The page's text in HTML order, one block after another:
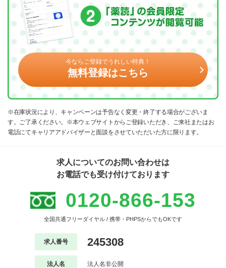
今ならご登録でうれしい特典！
無料登録はこちら
※在庫状況により、キャンペーンは予告なく変更・終了する場合がございま
す。ご了承ください。※本ウェブサイトからご登録いただき、ご来社またはお
電話にてキャリアアドバイザーと面談をさせていただいた方に限ります。
求人についてのお問い合わせは
お電話でも受け付けております
0120-866-153
全国共通フリーダイヤル / 携帯・PHPSからでもOKです
求人番号 245308
法人名 法人名非公開